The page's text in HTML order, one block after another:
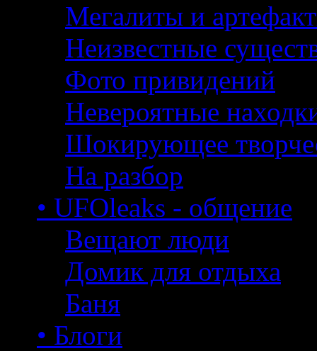
Мегалиты и
Неизвестные
Фото привидений
Невероятные
Шокирующее
На разбор
• UFOleaks - общение
Вещают люди
Домик для отдыха
Баня
• Блоги